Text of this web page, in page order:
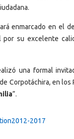
enmarcado en el
por su excelente
una formal
Corpotáchira, en
”.
2017